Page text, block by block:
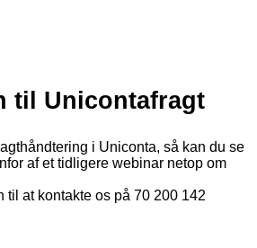
til Unicontafragt
i Uniconta, så kan du se
af et tidligere webinar netop om
til at kontakte os på 70 200 142